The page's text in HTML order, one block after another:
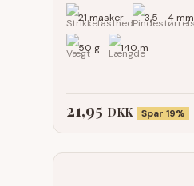
21 masker 3,5 - 4 mm
50 g 140 m
21,95 DKK Spar 19%